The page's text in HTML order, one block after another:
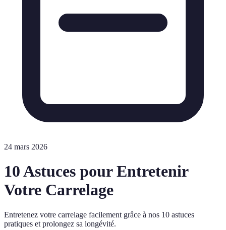
24 mars 2026
10 Astuces pour Entretenir
Votre Carrelage
Entretenez votre carrelage facilement grâce à nos 10 astuces
pratiques et prolongez sa longévité.